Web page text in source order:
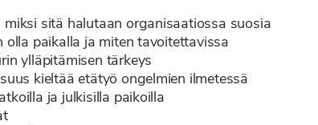
sitä halutaan organisaatiossa suosia
olla paikalla ja miten tavoitettavissa
ylläpitämisen tärkeys
kieltää etätyö ongelmien ilmetessä
ja julkisilla paikoilla